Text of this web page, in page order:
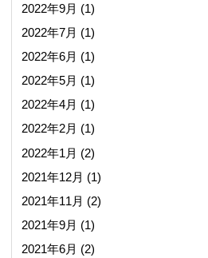
2022年9月 (1)
2022年7月 (1)
2022年6月 (1)
2022年5月 (1)
2022年4月 (1)
2022年2月 (1)
2022年1月 (2)
2021年12月 (1)
2021年11月 (2)
2021年9月 (1)
2021年6月 (2)